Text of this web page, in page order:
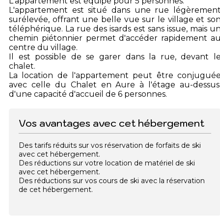
L'appartement est situé dans une rue
surélevée, offrant une belle vue sur le village et
téléphérique. La rue des isards est sans issue, mais
chemin piétonnier permet d'accéder rapidement
centre du village.
Il est possible de se garer dans la rue, devant
chalet.
La location de l'appartement peut être
avec celle du Chalet en Aure à l'étage au-
d'une capacité d'accueil de 6 personnes.
Vos avantages avec cet hébergement
Des tarifs réduits sur vos réservation de forfaits de ski
avec cet hébergement.
Des réductions sur votre location de matériel de ski
avec cet hébergement.
Des réductions sur vos cours de ski avec la réservation
de cet hébergement.